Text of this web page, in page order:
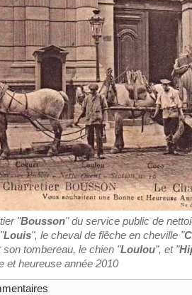
"Bousson" du service public de
Louis", le cheval de flêche en cheville "
son tombereau, le chien "Loulou", et "
et heureuse année 2010